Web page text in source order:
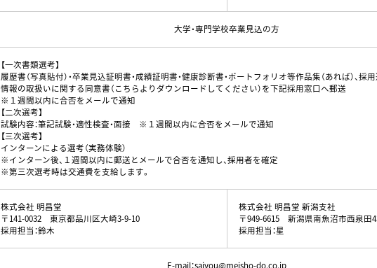
大学・専門学校卒業見込の方
【一次書類選考】
履歴書（写真貼付）・卒業見込証明書・成績証明書・健康診断書・ポートフォリオ等作品集（あれば）、採
情報の取扱いに関する同意書（こちらよりダウンロードしてください）を下記採用窓口へ郵送
※１週間以内に合否をメールで通知
【二次選考】
試験内容：筆記試験・適性検査・面接 ※１週間以内に合否をメールで通知
【三次選考】
インターンによる選考（実務体験）
※インターン後、１週間以内に郵送とメールで合否を通知し、採用者を確定
※第三次選考時は交通費を支給します。
株式会社 明昌堂
〒141-0032 東京都品川区大崎3-9-10
採用担当：鈴木
株式会社 明昌堂 新潟支社
〒949-6615 新潟県南魚沼市西泉田
採用担当：星
E-mail：saiyou@meisho-do.co.jp